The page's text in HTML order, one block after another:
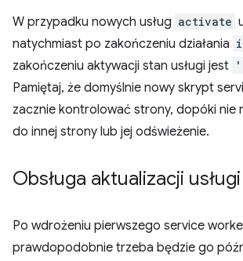
W przypadku nowych usług activate
natychmiast po zakończeniu działania
zakończeniu aktywacji stan usługi jest
Pamiętaj, że domyślnie nowy skrypt
zacznie kontrolować strony, dopóki nie
do innej strony lub jej odświeżenie.
Obsługa aktualizacji usługi
Po wdrożeniu pierwszego service
prawdopodobnie trzeba będzie go